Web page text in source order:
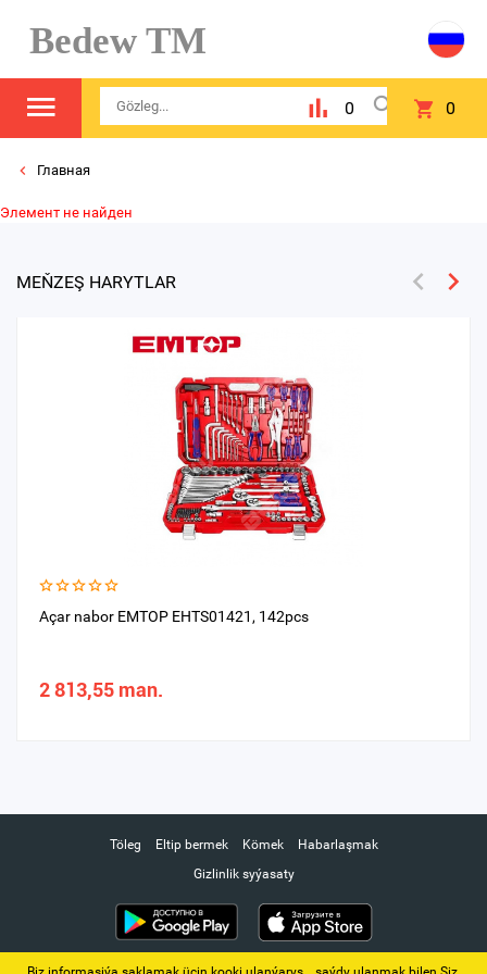
Bedew TM
0 0
Главная
Элемент не найден
MEŇZEŞ HARYTLAR
Açar nabor EMTOP EHTS01421, 142pcs
2 813,55 man.
Töleg Eltip bermek Kömek
Habarlaşmak
Gizlinlik syýasaty